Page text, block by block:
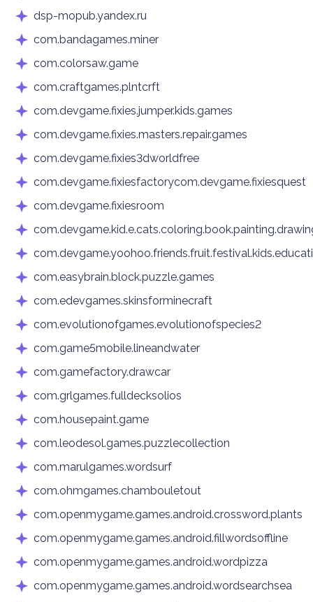
dsp-mopub.yandex.ru
com.bandagames.miner
com.colorsaw.game
com.craftgames.plntcrft
com.devgame.fixies.jumper.kids.games
com.devgame.fixies.masters.repair.games
com.devgame.fixies3dworldfree
com.devgame.fixiesfactorycom.devgame.fixiesquest
com.devgame.fixiesroom
com.easybrain.block.puzzle.games
com.edevgames.skinsforminecraft
com.evolutionofgames.evolutionofspecies2
com.game5mobile.lineandwater
com.gamefactory.drawcar
com.grlgames.fulldecksolios
com.housepaint.game
com.leodesol.games.puzzlecollection
com.marulgames.wordsurf
com.ohmgames.chambouletout
com.openmygame.games.android.crossword.plants
com.openmygame.games.android.fillwordsoffline
com.openmygame.games.android.wordpizza
com.openmygame.games.android.wordsearchsea